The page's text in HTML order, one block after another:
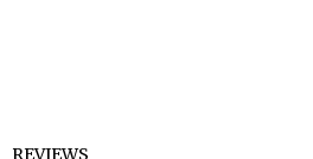
REVIEWS